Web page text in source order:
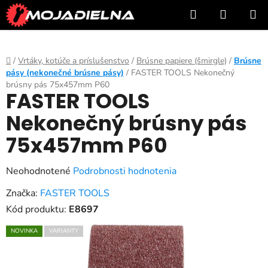
Prejsť
na
obsah
Hľadať
KOŠÍK
Domov
/ Vrtáky, kotúče a príslušenstvo / Brúsne papiere (šmirgle) / Brúsne
pásy (nekonečné brúsne pásy) / FASTER TOOLS Nekonečný
brúsny pás 75x457mm P60
FASTER TOOLS
Nekonečný brúsny pás
75x457mm P60
Priemerné
hodnotenie
produktu
0,0
Neohodnotené Podrobnosti hodnotenia
Značka: FASTER TOOLS
Kód produktu: E8697
NOVINKA VARIANTY